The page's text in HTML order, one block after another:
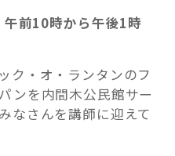
前10時から午後1時
ク・オ・ランタンのフ
ンを内間木公民館サー
なさんを講師に迎えて